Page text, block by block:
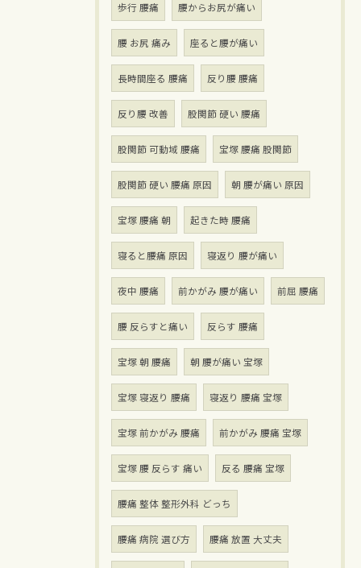
歩行 腰痛 腰からお尻が痛い
腰 お尻 痛み 座ると腰が痛い
長時間座る 腰痛 反り腰 腰痛
反り腰 改善 股関節 硬い 腰痛
股関節 可動域 腰痛 宝塚 腰痛 股関節
股関節 硬い 腰痛 原因 朝 腰が痛い 原因
宝塚 腰痛 朝 起きた時 腰痛
寝ると腰痛 原因 寝返り 腰が痛い
夜中 腰痛 前かがみ 腰が痛い 前屈 腰痛
腰 反らすと痛い 反らす 腰痛
宝塚 朝 腰痛 朝 腰が痛い 宝塚
宝塚 寝返り 腰痛 寝返り 腰痛 宝塚
宝塚 前かがみ 腰痛 前かがみ 腰痛 宝塚
宝塚 腰 反らす 痛い 反る 腰痛 宝塚
腰痛 整体 整形外科 どっち
腰痛 病院 選び方 腰痛 放置 大丈夫